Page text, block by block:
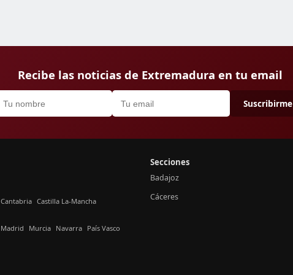
Recibe las noticias de Extremadura en tu email
Suscribirme
Cantabria Castilla La-Mancha
Madrid Murcia Navarra País Vasco
Secciones
Badajoz
Cáceres